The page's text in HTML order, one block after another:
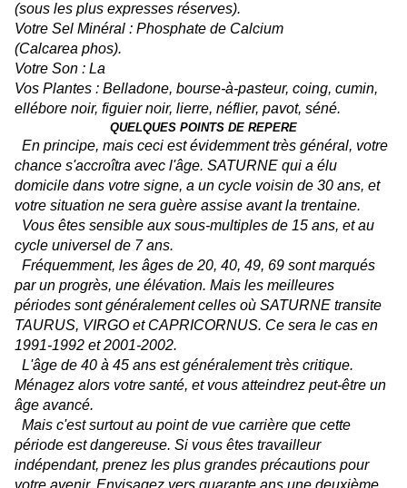
(sous les plus expresses réserves).
Votre Sel Minéral : Phosphate de Calcium
(Calcarea phos).
Votre Son : La
Vos Plantes : Belladone, bourse-à-pasteur, coing, cumin,
ellébore noir, figuier noir, lierre, néflier, pavot, séné.
QUELQUES POINTS DE REPERE
En principe, mais ceci est évidemment très général, votre
chance s'accroîtra avec l'âge. SATURNE qui a élu
domicile dans votre signe, a un cycle voisin de 30 ans, et
votre situation ne sera guère assise avant la trentaine.
Vous êtes sensible aux sous-multiples de 15 ans, et au
cycle universel de 7 ans.
Fréquemment, les âges de 20, 40, 49, 69 sont marqués
par un progrès, une élévation. Mais les meilleures
périodes sont généralement celles où SATURNE transite
TAURUS, VIRGO et CAPRICORNUS. Ce sera le cas en
1991-1992 et 2001-2002.
L'âge de 40 à 45 ans est généralement très critique.
Ménagez alors votre santé, et vous atteindrez peut-être un
âge avancé.
Mais c'est surtout au point de vue carrière que cette
période est dangereuse. Si vous êtes travailleur
indépendant, prenez les plus grandes précautions pour